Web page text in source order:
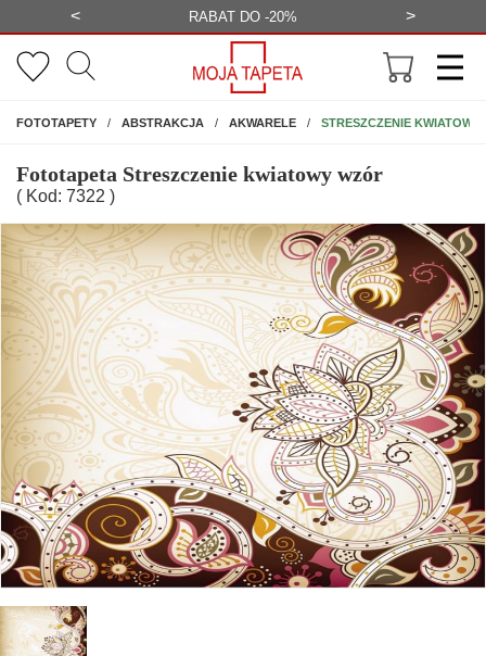
< BEZPŁATNA WIZUALIZACJA >
FOTOTAPETYNA ŚCIANĘ
ABSTRAKCJA AKWARELE STRESZCZENIE KWIATOWY
Fototapeta Streszczenie kwiatowy wzór
( Kod: 7322 )